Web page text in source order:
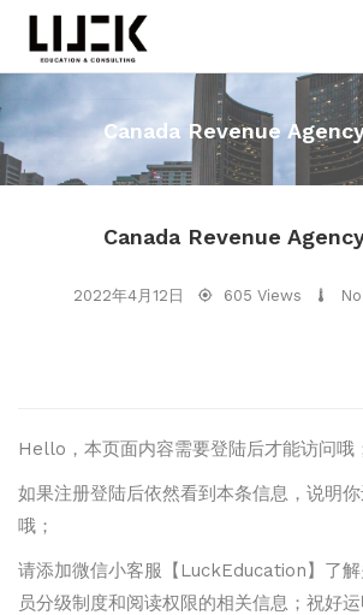
Canada Revenue
Canada Revenue
2022年4月12日 605 Views
Hello，本页面内容需要登陆后才能访问哦
如果注册登陆后依然看到本条信息，说明
哦；
请添加微信小客服【LuckEducation】了
员分级制度和阅读权限的相关信息；祝好运